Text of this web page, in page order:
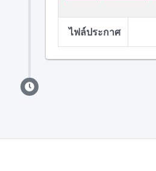
ไฟล์ประกาศ